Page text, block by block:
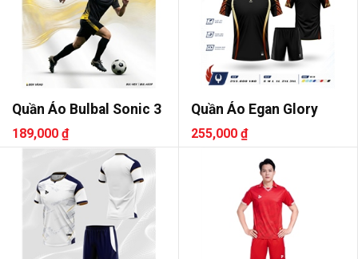
Quần Áo Bulbal Sonic 3
189,000 ₫
Quần Áo Egan Glory
255,000 ₫